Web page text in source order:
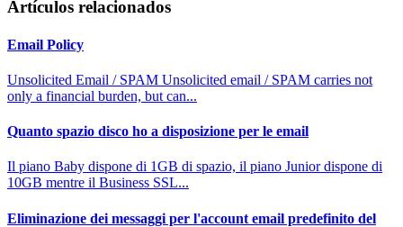
Artículos relacionados
Email Policy
Unsolicited Email / SPAM Unsolicited email / SPAM carries not
only a financial burden, but can...
Quanto spazio disco ho a disposizione per le email
Il piano Baby dispone di 1GB di spazio, il piano Junior dispone di
10GB mentre il Business SSL...
Eliminazione dei messaggi per l'account email predefinito del